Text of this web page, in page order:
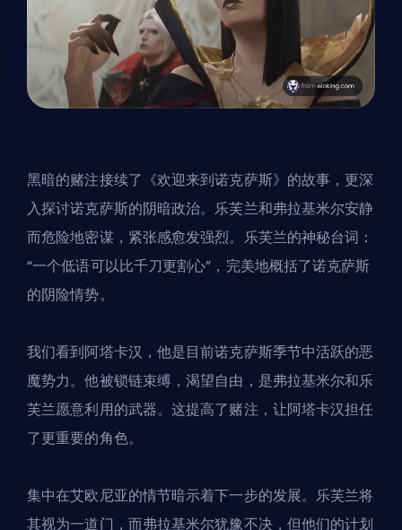
黑暗的赌注接续了《欢迎来到诺克萨斯》的故事，更深
入探讨诺克萨斯的阴暗政治。乐芙兰和弗拉基米尔安静
而危险地密谋，紧张感愈发强烈。乐芙兰的神秘台词：
“一个低语可以比千刀更割心”，完美地概括了诺克萨斯
的阴险情势。
我们看到阿塔卡汉，他是目前诺克萨斯季节中活跃的恶
魔势力。他被锁链束缚，渴望自由，是弗拉基米尔和乐
芙兰愿意利用的武器。这提高了赌注，让阿塔卡汉担任
了更重要的角色。
集中在艾欧尼亚的情节暗示着下一步的发展。乐芙兰将
其视为一道门，而弗拉基米尔犹豫不决，但他们的计划